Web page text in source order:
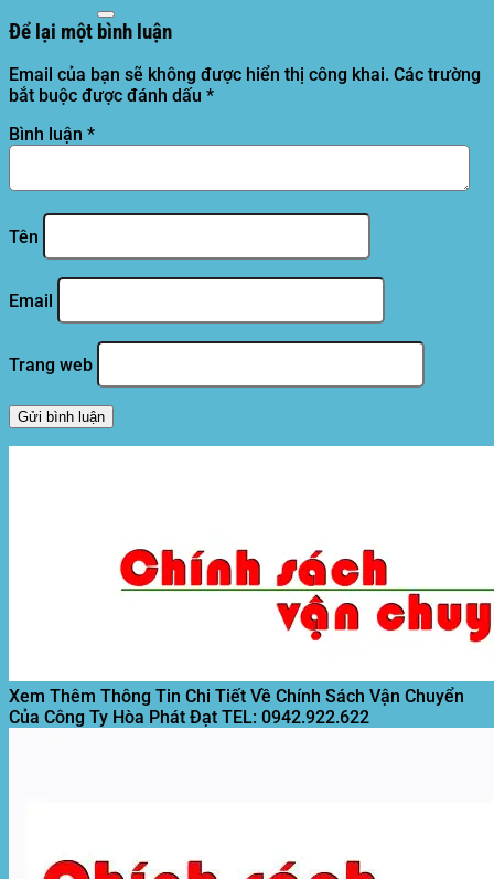
Để lại một bình luận
Email của bạn sẽ không được hiển thị công khai. Các trường
bắt buộc được đánh dấu *
Bình luận *
Tên
Email
Trang web
Xem Thêm Thông Tin Chi Tiết Về Chính Sách Vận Chuyển
Của Công Ty Hòa Phát Đạt TEL: 0942.922.622